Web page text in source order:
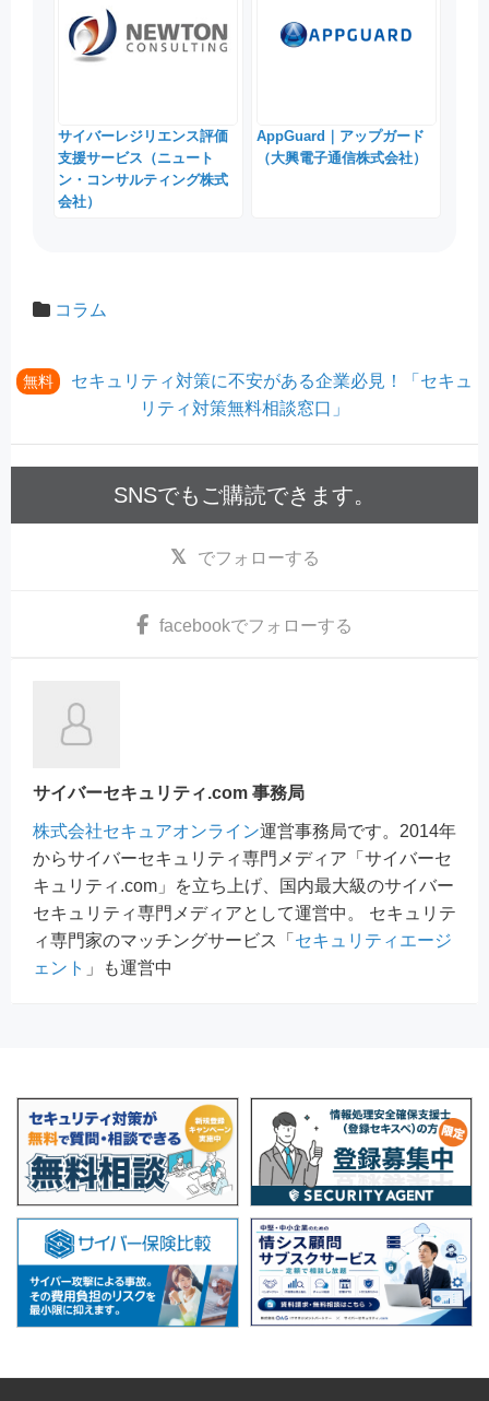
サイバーレジリエンス評価
支援サービス（ニュート
ン・コンサルティング株式
会社）
AppGuard｜アップガード
（大興電子通信株式会社）
コラム
無料
セキュリティ対策に不安がある企業必見！「セキュ
リティ対策無料相談窓口」
SNSでもご購読できます。
でフォローする
facebookでフォローする
サイバーセキュリティ.com 事務局
株式会社セキュアオンライン運営事務局です。2014年
からサイバーセキュリティ専門メディア「サイバーセ
キュリティ.com」を立ち上げ、国内最大級のサイバー
セキュリティ専門メディアとして運営中。 セキュリテ
ィ専門家のマッチングサービス「 セキュリティエージ
ェント 」も運営中